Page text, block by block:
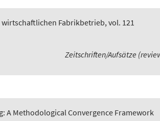
Fabrikbetrieb, vol. 121
Zeitschriften/Aufsätze
A Methodological Convergence Framework